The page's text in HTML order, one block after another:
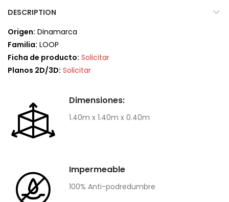
DESCRIPTION
Origen: Dinamarca
Familia: LOOP
Ficha de producto: Solicitar
Planos 2D/3D: Solicitar
Dimensiones:
1.40m x 1.40m x 0.40m
Impermeable
100% Anti-podredumbre